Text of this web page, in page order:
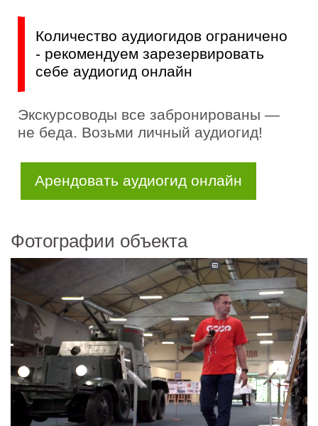
Количество аудиогидов ограничено
- рекомендуем зарезервировать
себе аудиогид онлайн
Экскурсоводы все забронированы —
не беда. Возьми личный аудиогид!
Арендовать аудиогид онлайн
Фотографии объекта